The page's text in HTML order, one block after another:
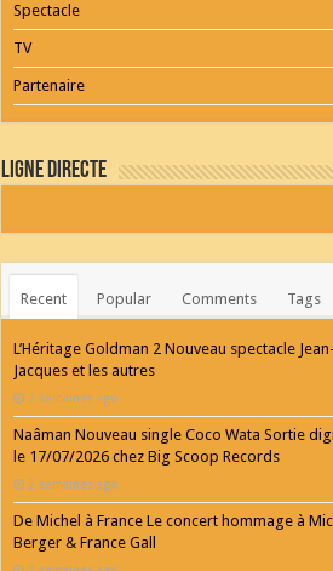
Spectacle
TV
Partenaire
Ligne Directe
Recent Popular Comments Tags
L’Héritage Goldman 2 Nouveau spectacle Jean-
Jacques et les autres
2 semaines ago
Naâman Nouveau single Coco Wata Sortie
le 17/07/2026 chez Big Scoop Records
2 semaines ago
De Michel à France Le concert hommage à
Berger & France Gall